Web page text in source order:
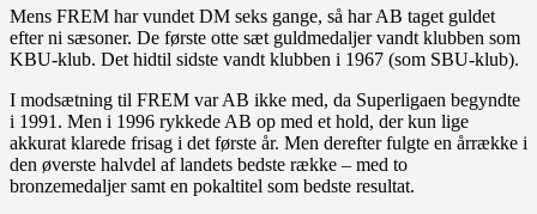
Mens FREM har vundet DM seks gange, så har AB taget guldet
efter ni sæsoner. De første otte sæt guldmedaljer vandt klubben som
KBU-klub. Det hidtil sidste vandt klubben i 1967 (som SBU-klub).
I modsætning til FREM var AB ikke med, da Superligaen begyndte
i 1991. Men i 1996 rykkede AB op med et hold, der kun lige
akkurat klarede frisag i det første år. Men derefter fulgte en årrække i
den øverste halvdel af landets bedste række – med to
bronzemedaljer samt en pokaltitel som bedste resultat.